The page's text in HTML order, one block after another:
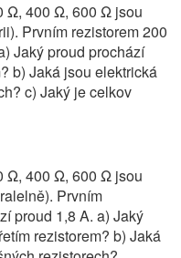
Ω, 400 Ω, 600 Ω jsou
Prvním rezistorem 200
Jaký proud prochází
b) Jaká jsou elektrická
c) Jaký je celkov
Ω, 400 Ω, 600 Ω jsou
Prvním
proud 1,8 A. a) Jaký
rezistorem? b) Jaká